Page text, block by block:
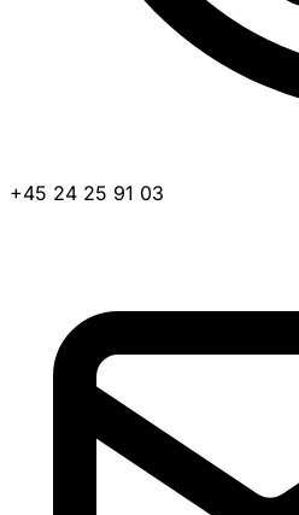
+45 24 25 91 03